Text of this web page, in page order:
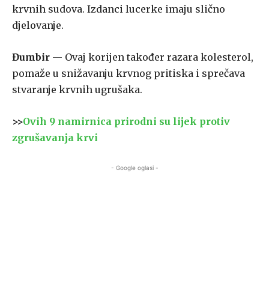
krvnih sudova. Izdanci lucerke imaju slično
djelovanje.
Đumbir — Ovaj korijen također razara kolesterol,
pomaže u snižavanju krvnog pritiska i sprečava
stvaranje krvnih ugrušaka.
>>Ovih 9 namirnica prirodni su lijek protiv
zgrušavanja krvi
- Google oglasi -